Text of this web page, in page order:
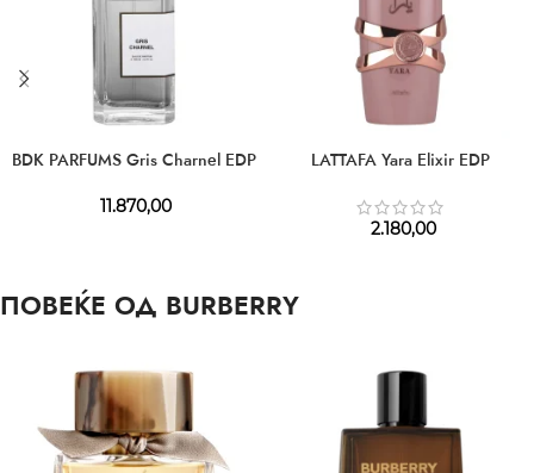
BDK PARFUMS Gris Charnel EDP
11.870,00
LATTAFA Yara Elixir EDP
2.180,00
ПОВЕЌЕ ОД BURBERRY